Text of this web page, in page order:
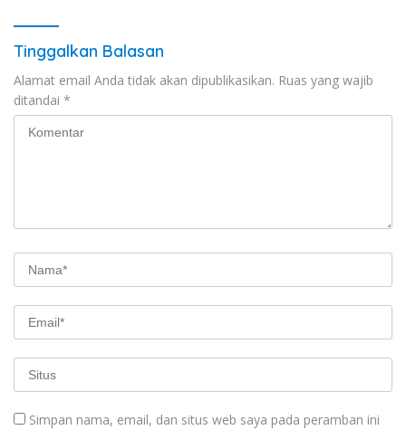
Tinggalkan Balasan
Alamat email Anda tidak akan dipublikasikan. Ruas yang wajib
ditandai *
Simpan nama, email, dan situs web saya pada peramban ini